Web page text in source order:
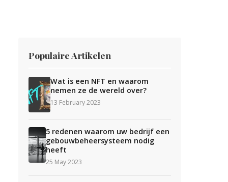
Populaire Artikelen
Wat is een NFT en waarom
nemen ze de wereld over?
13 February 2023
5 redenen waarom uw bedrijf een
gebouwbeheersysteem nodig
heeft
25 May 2023